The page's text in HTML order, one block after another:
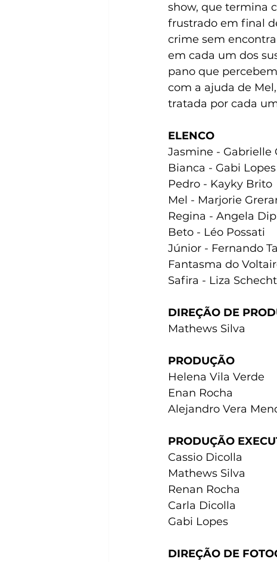
show, que termina
frustrado em final
crime sem
em cada um dos
pano que
com a ajuda de
tratada por cada
ELENCO
Jasmine - Gabrielle
Bianca - Gabi Lopes
Pedro - Kayky Brito
Mel - Marjorie
Regina - Angela
Beto - Léo Possati
Júnior - Fernando
Fantasma do
Safira - Liza
DIREÇÃO DE
Mathews Silva
PRODUÇÃO
Helena Vila Verde
Enan Rocha
Alejandro Vera
PRODUÇÃO
Cassio Dicolla
Mathews Silva
Renan Rocha
Carla Dicolla
Gabi Lopes
DIREÇÃO DE